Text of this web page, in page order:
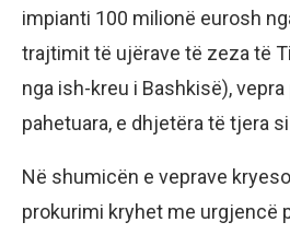
impianti 100 milionë eurosh
trajtimit të ujërave të zeza të
nga ish-kreu i Bashkisë),
pahetuara, e dhjetëra të tjera
Në shumicën e veprave
prokurimi kryhet me urgjencë